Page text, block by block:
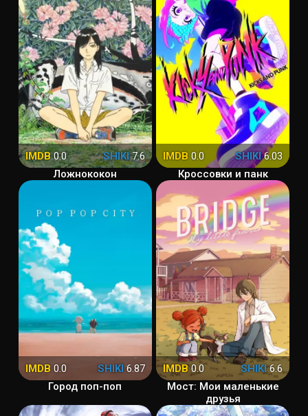
IMDB0.0 SHIKI7.6
Ложнококон
IMDB 0.0 SHIKI6.03
Кроссовки и панк
IMDB0.0 SHIKI6.87
Город поп-поп
IMDB0.0 SHIKI6.6
Мост: Мои маленькие
друзья